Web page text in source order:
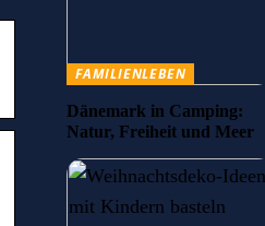
FAMILIENLEBEN
Dänemark in Camping:
Natur, Freiheit und Meer